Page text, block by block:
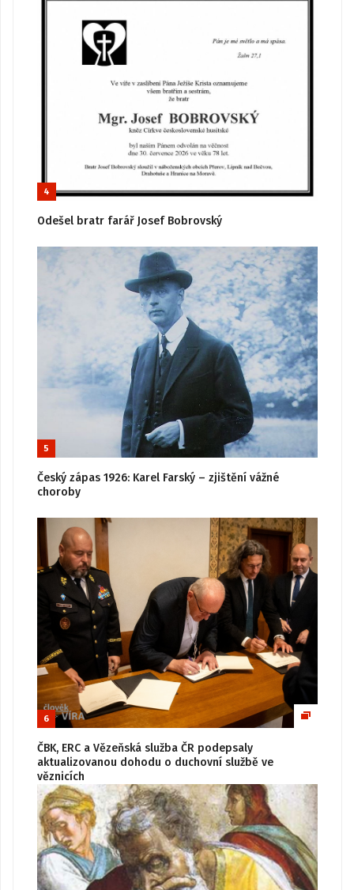
4
Odešel bratr farář Josef Bobrovský
5
Český zápas 1926: Karel Farský – zjištění vážné
choroby
6
ČBK, ERC a Vězeňská služba ČR podepsaly
aktualizovanou dohodu o duchovní službě ve
věznicích